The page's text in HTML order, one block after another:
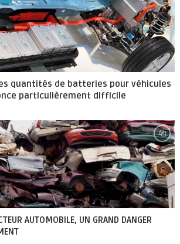
quantités de batteries pour véhicules
particulièrement difficile
AUTOMOBILE, UN GRAND DANGER